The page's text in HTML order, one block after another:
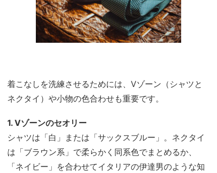
着こなしを洗練させるためには、Vゾーン（シャツと
ネクタイ）や小物の色合わせも重要です。
1. Vゾーンのセオリー
シャツは「白」または「サックスブルー」。ネクタイ
は「ブラウン系」で柔らかく同系色でまとめるか、
「ネイビー」を合わせてイタリアの伊達男のような知